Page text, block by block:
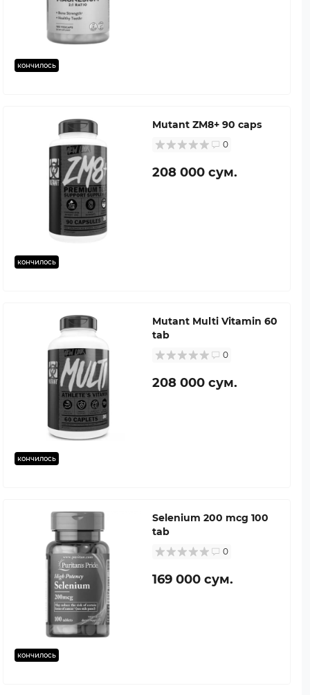
кончилось
кончилось
Mutant ZM8+ 90 caps
0
208 000 сум.
кончилось
Mutant Multi Vitamin 60
tab
0
208 000 сум.
кончилось
Selenium 200 mcg 100
tab
0
169 000 сум.